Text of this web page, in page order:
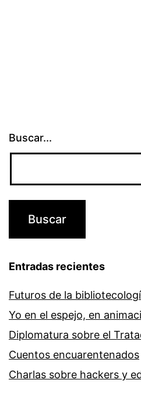
Buscar...
Entradas recientes
Futuros de la
Yo en el espejo, en
Diplomatura sobre el
Cuentos encuarentenados
Charlas sobre hackers y